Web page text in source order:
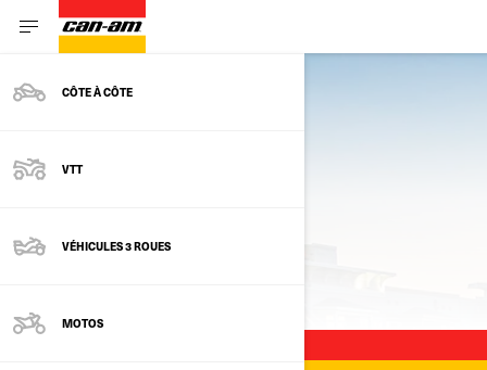
CÔTE À CÔTE
VTT
VÉHICULES 3 ROUES
MOTOS